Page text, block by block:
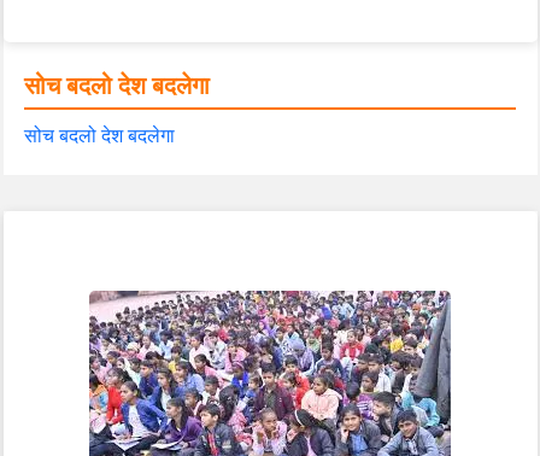
सोच बदलो देश बदलेगा
सोच बदलो देश बदलेगा